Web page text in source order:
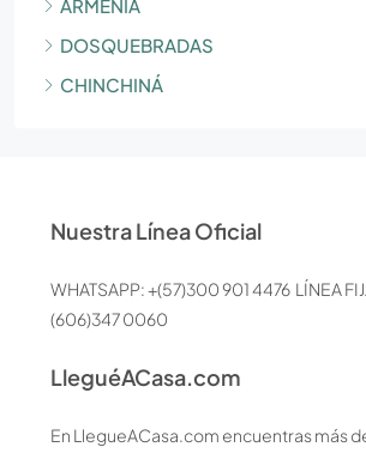
ARMENIA
DOSQUEBRADAS
CHINCHINÁ
Nuestra Línea Oficial
WHATSAPP: +(57)300 901 4476 LÍNEA
(606)347 0060
LleguéACasa.com
En LlegueACasa.com encuentras más